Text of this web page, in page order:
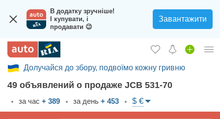
В додатку зручніше!
І купувати, і
продавати 😉
Завантажити
Вход в кабинет
Збір на авто для ЗСУ
Автомобили б/у
Долучайся до збору, подвоїмо кожну гривню
49 объявлений о продаже JCB 531-70
за час + 389 за день + 453 $ €